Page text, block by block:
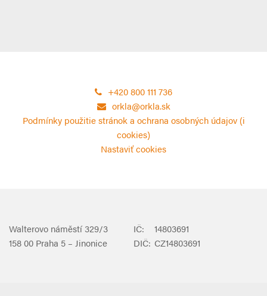
+420 800 111 736
orkla@orkla.sk
Podmínky použitie stránok a ochrana osobných údajov (i
cookies)
Nastaviť cookies
Walterovo náměstí 329/3
158 00 Praha 5 – Jinonice
IČ:
14803691
DIČ: CZ14803691